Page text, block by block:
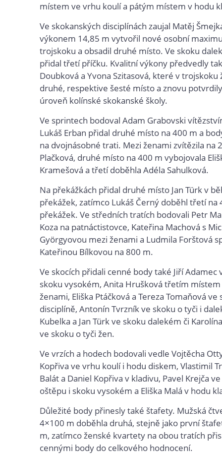
místem ve vrhu koulí a pátým místem v hodu
Ve skokanských disciplínách zaujal Matěj
výkonem 14,85 m vytvořil nové osobní
trojskoku a obsadil druhé místo. Ve skoku
přidal třetí příčku. Kvalitní výkony předvedly
Doubková a Yvona Szitasová, které v trojskoku
druhé, respektive šesté místo a znovu
úroveň kolínské skokanské školy.
Ve sprintech bodoval Adam Grabovski
Lukáš Erban přidal druhé místo na 400 m a
na dvojnásobné trati. Mezi ženami zvítězila na
Plačková, druhé místo na 400 m vybojovala
Kramešová a třetí doběhla Adéla Sahulková.
Na překážkách přidal druhé místo Jan Türk v
překážek, zatímco Lukáš Černý doběhl třetí na
překážek. Ve středních tratích bodovali Petr
Koza na patnáctistovce, Kateřina Machová s
Györgyovou mezi ženami a Ludmila Forštová
Kateřinou Bílkovou na 800 m.
Ve skocích přidali cenné body také Jiří Adamec
skoku vysokém, Anita Hrušková třetím
ženami, Eliška Ptáčková a Tereza Tomaňová ve
disciplíně, Antonín Tvrzník ve skoku o tyči i
Kubelka a Jan Türk ve skoku dalekém či
ve skoku o tyči žen.
Ve vrzích a hodech bodovali vedle Vojtěcha
Kopřiva ve vrhu koulí i hodu diskem, Vlastimil
Balát a Daniel Kopřiva v kladivu, Pavel Krejča
oštěpu i skoku vysokém a Eliška Malá v hodu
Důležité body přinesly také štafety. Mužská
4×100 m doběhla druhá, stejně jako první
m, zatímco ženské kvartety na obou tratích
cennými body do celkového hodnocení.